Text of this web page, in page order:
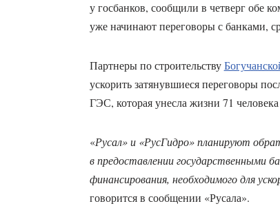
у госбанков, сообщили в четверг обе
уже начинают переговоры с банками,
Партнеры по строительству
ускорить затянувшиеся переговоры
ГЭС, которая унесла жизни 71
«Русал» и «РусГидро» планируют
в предоставлении государственными
финансирования, необходимого для
говорится в сообщении «Русала».